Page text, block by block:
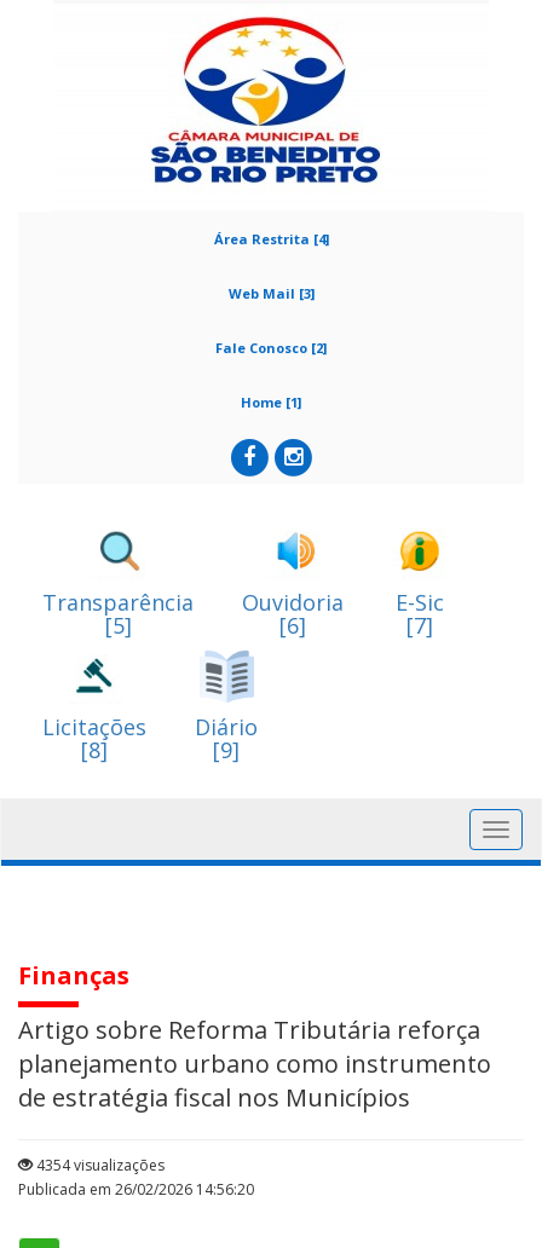
Área Restrita [4]
Web Mail [3]
Fale Conosco [2]
Home [1]
Transparência
[5]
Ouvidoria
[6]
E-Sic
[7]
Licitações
[8]
Diário
[9]
Finanças
Artigo sobre Reforma Tributária reforça
planejamento urbano como instrumento
de estratégia fiscal nos Municípios
4354 visualizações
Publicada em 26/02/2026 14:56:20